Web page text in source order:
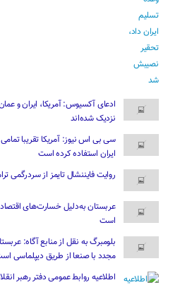
ادعای آکسیوس: آمریکا، ایران و
نزدیک شده‌اند
سی بی اس نیوز: آمریکا تقریبا
ایران استفاده کرده است
روایت فایننشال تایمز از سردرگمی
عربستان به‌دلیل خسارت‌های
است
بلومبرگ به نقل از منابع آگاه:
مجدد با صنعا از طریق دیپلماسی
اطلاعیه روابط عمومی دفتر رهبر